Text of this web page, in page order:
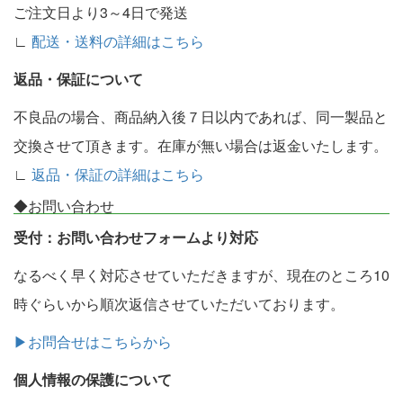
ご注文日より3～4日で発送
∟ 配送・送料の詳細はこちら
返品・保証について
不良品の場合、商品納入後７日以内であれば、同一製品と
交換させて頂きます。在庫が無い場合は返金いたします。
∟ 返品・保証の詳細はこちら
◆お問い合わせ
受付：お問い合わせフォームより対応
なるべく早く対応させていただきますが、現在のところ10
時ぐらいから順次返信させていただいております。
▶お問合せはこちらから
個人情報の保護について